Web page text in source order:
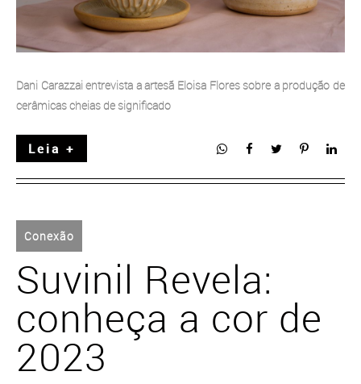
Dani Carazzai entrevista a artesã Eloisa Flores sobre a produção de
cerâmicas cheias de significado
Leia +
Conexão
Suvinil Revela:
conheça a cor de
2023